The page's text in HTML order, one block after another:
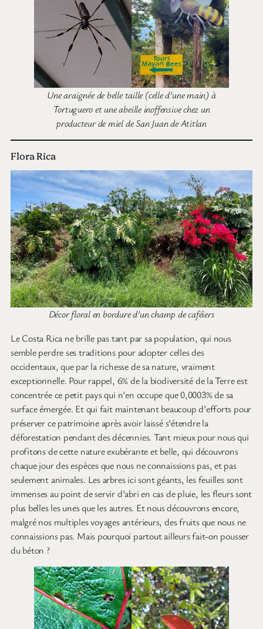
Une araignée de belle taille (celle d’une main) à
Tortuguero et une abeille inoffensive chez un
producteur de miel de San Juan de Atitlan
Flora Rica
Décor floral en bordure d’un champ de caféiers
Le Costa Rica ne brille pas tant par sa population, qui nous
semble perdre ses traditions pour adopter celles des
occidentaux, que par la richesse de sa nature, vraiment
exceptionnelle. Pour rappel, 6% de la biodiversité de la Terre est
concentrée ce petit pays qui n’en occupe que 0,0003% de sa
surface émergée. Et qui fait maintenant beaucoup d’efforts pour
préserver ce patrimoine après avoir laissé s’étendre la
déforestation pendant des décennies. Tant mieux pour nous qui
profitons de cette nature exubérante et belle, qui découvrons
chaque jour des espèces que nous ne connaissions pas, et pas
seulement animales. Les arbres ici sont géants, les feuilles sont
immenses au point de servir d’abri en cas de pluie, les fleurs sont
plus belles les unes que les autres. Et nous découvrons encore,
malgré nos multiples voyages antérieurs, des fruits que nous ne
connaissions pas. Mais pourquoi partout ailleurs fait-on pousser
du béton ?